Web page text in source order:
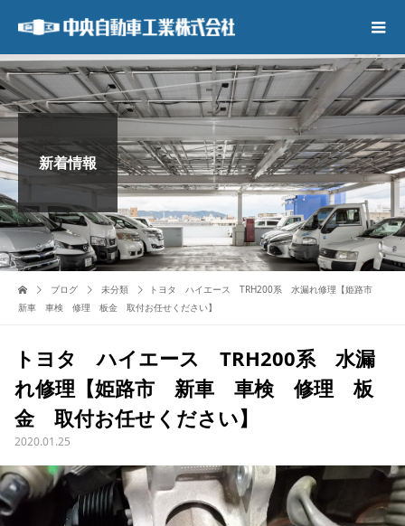
新着情報
ブログ 未分類
トヨタ ハイエース TRH200系 水漏れ修理【姫路市
新車 車検 修理 板金 取付お任せください】
トヨタ ハイエース TRH200系 水漏
れ修理【姫路市 新車 車検 修理 板
金 取付お任せください】
2020.01.25